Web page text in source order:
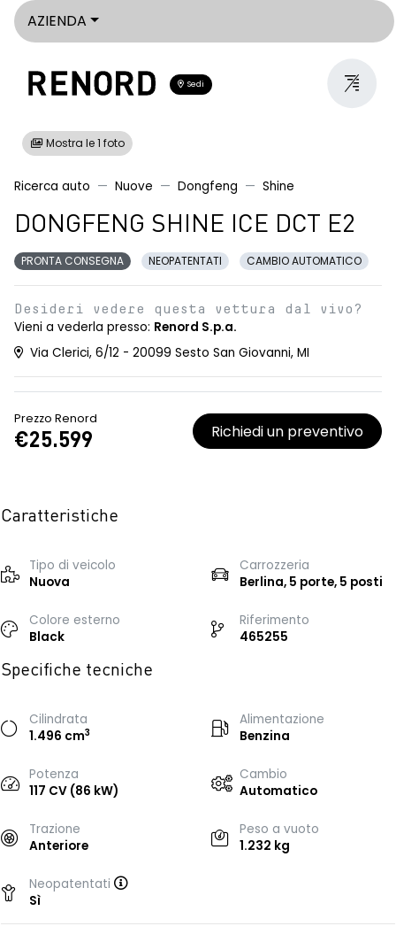
AZIENDA
Sedi
Mostra le 1 foto
Ricerca auto Nuove Dongfeng Shine
DONGFENG SHINE ICE DCT E2
PRONTA CONSEGNA NEOPATENTATI CAMBIO AUTOMATICO
Desideri vedere questa vettura dal vivo?
Vieni a vederla presso: Renord S.p.a.
Via Clerici, 6/12 - 20099 Sesto San Giovanni, MI
Prezzo Renord
€25.599 Richiedi un preventivo
Caratteristiche
Tipo di veicolo
Nuova
Carrozzeria
Berlina, 5 porte, 5 posti
Colore esterno
Black
Riferimento
465255
Specifiche tecniche
Cilindrata
1.496 cm3
Alimentazione
Benzina
Potenza
117 CV (86 kW)
Cambio
Automatico
Trazione
Anteriore
Peso a vuoto
1.232 kg
Neopatentati
Sì